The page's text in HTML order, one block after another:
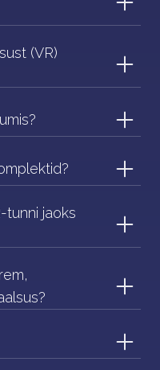
(VR)
tunni jaoks